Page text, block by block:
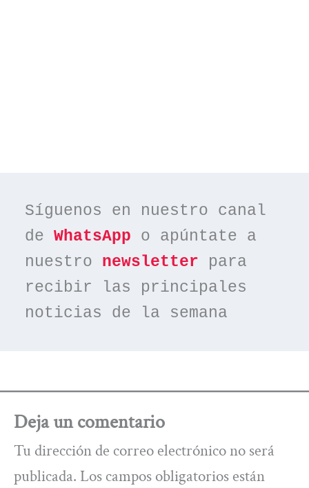
Síguenos en nuestro canal
de WhatsApp o apúntate a
nuestro newsletter para
recibir las principales
noticias de la semana
Deja un comentario
Tu dirección de correo electrónico no será
publicada. Los campos obligatorios están